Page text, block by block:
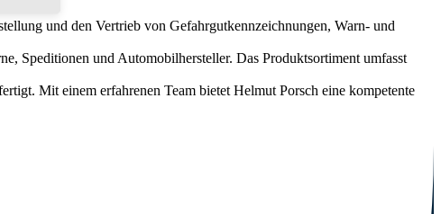
und den Vertrieb von Gefahrgutkennzeichnungen, Warn- und
Speditionen und Automobilhersteller. Das Produktsortiment umfasst
Mit einem erfahrenen Team bietet Helmut Porsch eine kompetente